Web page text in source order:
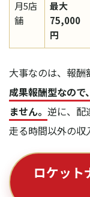
月5店
舗
最大
75,000
円
大事なのは、報酬
成果報酬型なので
ません。 逆に、配
走る時間以外の収
ロケット